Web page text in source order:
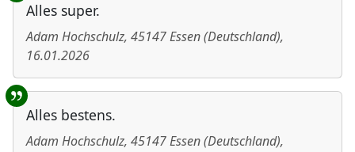
Alles super.
Adam Hochschulz, 45147Essen(Deutschland),
16.01.2026
Alles bestens.
Adam Hochschulz, 45147Essen(Deutschland),